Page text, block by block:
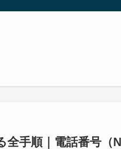
全手順｜電話番号（